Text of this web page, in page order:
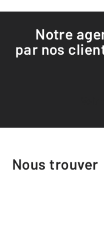
Notre
par nos
Nous trouver